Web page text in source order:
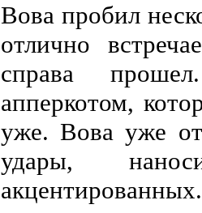
Вова пробил
отлично
справа
апперкотом,
уже. Вова уже
удары,